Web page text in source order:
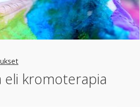
eli kromoterapia